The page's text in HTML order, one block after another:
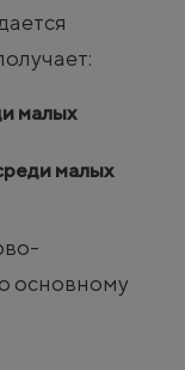
малых
малых
основному